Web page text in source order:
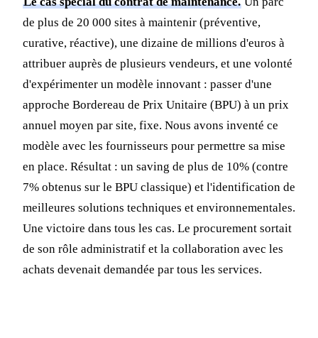
de plus de 20 000 sites à maintenir (préventive,
curative, réactive), une dizaine de millions d'euros à
attribuer auprès de plusieurs vendeurs, et une volonté
d'expérimenter un modèle innovant : passer d'une
approche Bordereau de Prix Unitaire (BPU) à un prix
annuel moyen par site, fixe. Nous avons inventé ce
modèle avec les fournisseurs pour permettre sa mise
en place. Résultat : un saving de plus de 10% (contre
7% obtenus sur le BPU classique) et l'identification de
meilleures solutions techniques et environnementales.
Une victoire dans tous les cas. Le procurement sortait
de son rôle administratif et la collaboration avec les
achats devenait demandée par tous les services.